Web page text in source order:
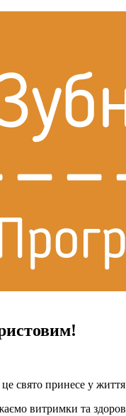
свято принесе у життя
витримки та